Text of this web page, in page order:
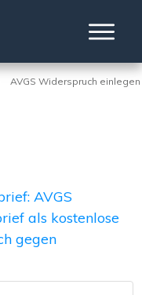
AVGS Widerspruch einlegen